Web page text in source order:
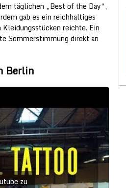
täglichen „Best of the Day“,
gab es ein reichhaltiges
reichte. Ein
Sommerstimmung direkt an
Berlin
zu